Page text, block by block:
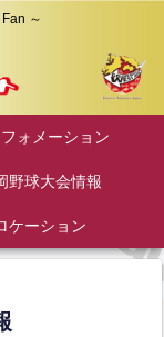
～
ォメーション
野球大会情報
ケーション